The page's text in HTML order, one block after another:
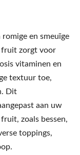
en smeuïge
fruit zorgt voor
vitaminen en
textuur toe,
Dit
aan uw
zoals bessen,
toppings,